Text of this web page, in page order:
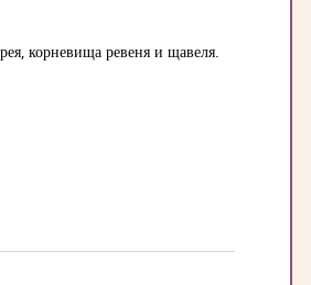
корневища ревеня и щавеля.